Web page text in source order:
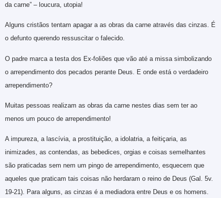
da carne” – loucura, utopia!
Alguns cristãos tentam apagar a as obras da carne através das cinzas. É
o defunto querendo ressuscitar o falecido.
O padre marca a testa dos Ex-foliões que vão até a missa simbolizando
o arrependimento dos pecados perante Deus. E onde está o verdadeiro
arrependimento?
Muitas pessoas realizam as obras da carne nestes dias sem ter ao
menos um pouco de arrependimento!
A impureza, a lascívia, a prostituição, a idolatria, a feitiçaria, as
inimizades, as contendas, as bebedices, orgias e coisas semelhantes
são praticadas sem nem um pingo de arrependimento, esquecem que
aqueles que praticam tais coisas não herdaram o reino de Deus (Gal. 5v.
19-21). Para alguns, as cinzas é a mediadora entre Deus e os homens.